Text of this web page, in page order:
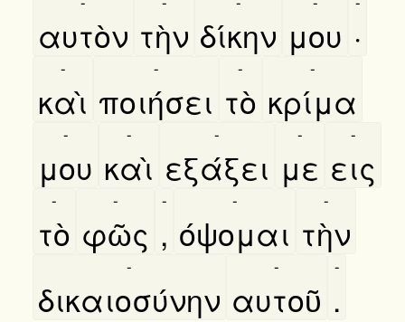
αυτὸν τὴν δίκην μου ·
καὶ
-
ποιήσει
-
τὸ
-
κρίμα
-
μου
-
καὶ
-
εξάξει
-
με
-
εις
-
τὸ
-
φῶς
-
,
-
όψομαι
-
τὴν
-
δικαιοσύνην
-
αυτοῦ
-
.
-